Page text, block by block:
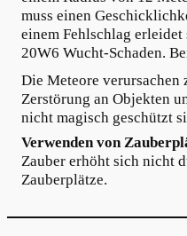
muss einen
einem Fehlschlag erleidet
20W6 Wucht-Schaden.
Die Meteore
Zerstörung an Objekten
nicht magisch geschützt
Verwenden von
Zauber erhöht sich nicht
Zauberplätze.